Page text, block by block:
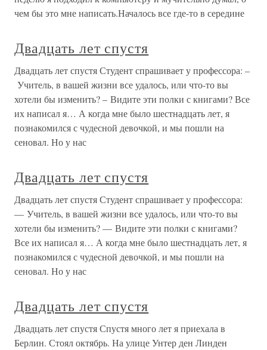
чем бы это мне написать.Началось все где-то в середине
Двадцать лет спустя
Двадцать лет спустя Студент спрашивает у профессора: –
Учитель, в вашей жизни все удалось, или что-то вы
хотели бы изменить? – Видите эти полки с книгами? Все
их написал я… А когда мне было шестнадцать лет, я
познакомился с чудесной девочкой, и мы пошли на
сеновал. Но у нас
Двадцать лет спустя
Двадцать лет спустя Студент спрашивает у профессора:
— Учитель, в вашей жизни все удалось, или что-то вы
хотели бы изменить? — Видите эти полки с книгами?
Все их написал я… А когда мне было шестнадцать лет, я
познакомился с чудесной девочкой, и мы пошли на
сеновал. Но у нас
Двадцать лет спустя
Двадцать лет спустя Спустя много лет я приехала в
Берлин. Стоял октябрь. На улице Унтер ден Линден